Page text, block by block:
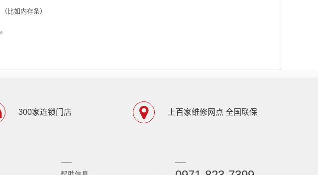
比如内存条）
300家连锁门店 上百家维修网点 全国联保